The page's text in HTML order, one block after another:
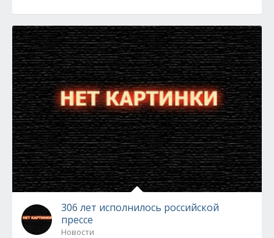
306 лет исполнилось российской
прессе
Новости